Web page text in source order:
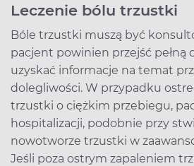
Leczenie bólu trzustki
Bóle trzustki muszą być
pacjent powinien przejść pełną
uzyskać informacje na temat
dolegliwości. W przypadku
trzustki o ciężkim przebiegu,
hospitalizacji, podobnie przy
nowotworze trzustki w
Jeśli poza ostrym zapaleniem